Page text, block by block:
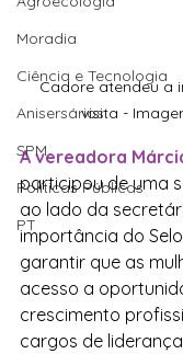
Moradia
Ciência e Tecnologia
Anisersários
SPM
Políticas Públicas
PT
Cadore atendeu a
visita -
A vereadora
participou de uma
ao lado da
importância do
garantir que as
acesso a
crescimento
cargos de